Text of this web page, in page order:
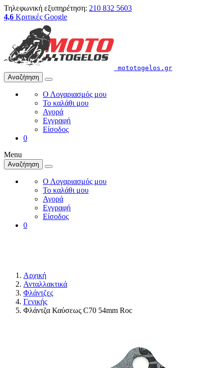
Τηλεφωνική εξυπηρέτηση: 210 832 5603
4,6 Κριτικές Google
mototogelos.gr
Αναζήτηση
Ο Λογαριασμός μου
Το καλάθι μου
Αγορά
Εγγραφή
Είσοδος
0
Menu
Αναζήτηση
Ο Λογαριασμός μου
Το καλάθι μου
Αγορά
Εγγραφή
Είσοδος
0
Αρχική
Ανταλλακτικά
Φλάντζες
Γενικής
Φλάντζα Καύσεως C70 54mm Roc